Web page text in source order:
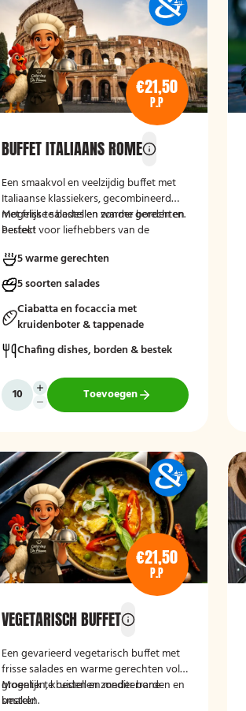
€21,50
P.P
BUFFET ITALIAANS ROME
Een smaakvol en veelzijdig buffet met
Italiaanse klassiekers, gecombineerd
met frisse salades en warme gerechten.
Perfect voor liefhebbers van de
Mogelijk te bestellen zonder borden en
bestek!
5 warme gerechten
5 soorten salades
Ciabatta en focaccia met
kruidenboter & tappenade
Chafing dishes, borden & bestek
Toevoegen
€21,50
P.P
VEGETARISCH BUFFET
Een gevarieerd vegetarisch buffet met
frisse salades en warme gerechten vol
groenten, kruiden en mediterrane
smaken.
Mogelijk te bestellen zonder borden en
bestek!